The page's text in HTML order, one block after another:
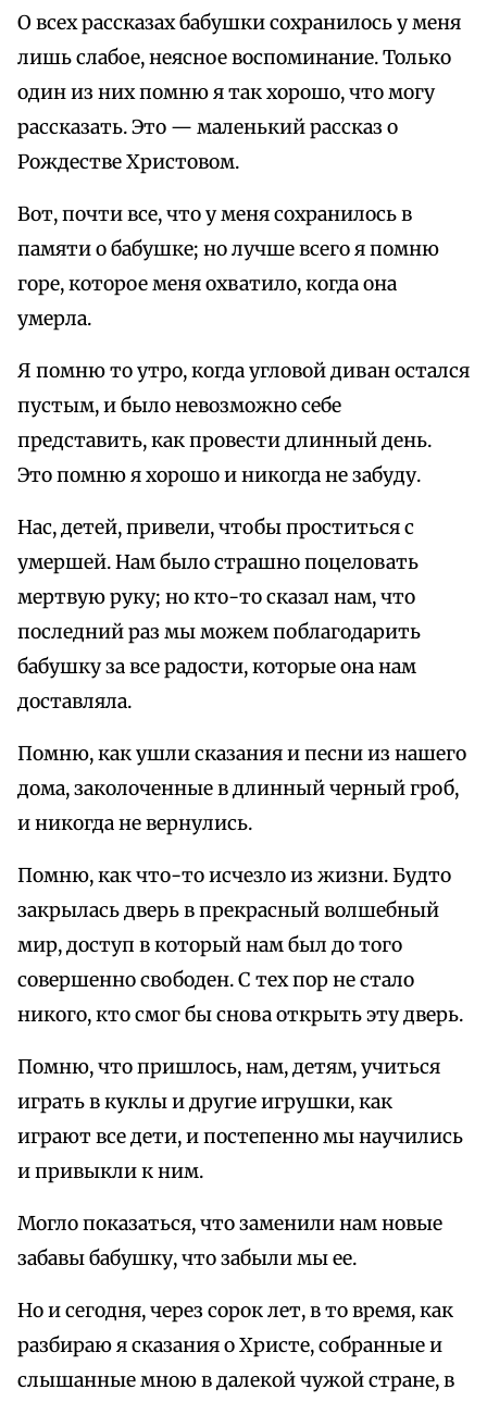
О всех рассказах бабушки сохранилось у меня
лишь слабое, неясное воспоминание. Только
один из них помню я так хорошо, что могу
рассказать. Это — маленький рассказ о
Рождестве Христовом.
Вот, почти все, что у меня сохранилось в
памяти о бабушке; но лучше всего я помню
горе, которое меня охватило, когда она
умерла.
Я помню то утро, когда угловой диван остался
пустым, и было невозможно себe
представить, как провести длинный день.
Это помню я хорошо и никогда не забуду.
Нас, детей, привели, чтобы проститься с
умершей. Нам было страшно поцеловать
мертвую руку; но кто-то сказал нам, что
последний раз мы можем поблагодарить
бабушку за все радости, которые она нам
доставляла.
Помню, как ушли сказания и песни из нашего
дома, заколоченные в длинный черный гроб,
и никогда не вернулись.
Помню, как что-то исчезло из жизни. Будто
закрылась дверь в прекрасный волшебный
мир, доступ в который нам был до того
совершенно свободен. С тех пор не стало
никого, кто смог бы снова открыть эту дверь.
Помню, что пришлось, нам, детям, учиться
играть в куклы и другие игрушки, как
играют все дети, и постепенно мы научились
и привыкли к ним.
Могло показаться, что заменили нам новые
забавы бабушку, что забыли мы ее.
Но и сегодня, через сорок лет, в то время, как
разбираю я сказания о Христе, собранные и
слышанные мною в далекой чужой стране, в